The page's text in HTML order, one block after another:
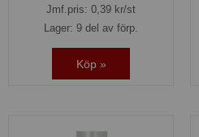
Jmf.pris: 0,39 kr/st
Lager: 9 del av förp.
Köp »